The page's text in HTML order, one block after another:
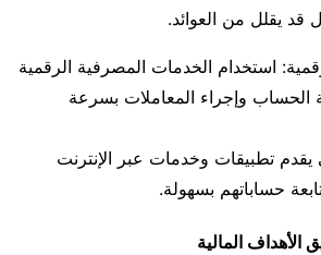
يقلل من العوائد.
استخدام الخدمات المصرفية الرقمية
الحساب وإجراء المعاملات بسرعة
يقدم تطبيقات وخدمات عبر الإنترنت
حساباتهم بسهولة.
الأهداف المالية